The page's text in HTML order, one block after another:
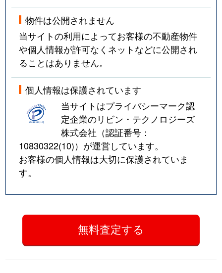
物件は公開されません
当サイトの利用によってお客様の不動産物件
や個人情報が許可なくネットなどに公開され
ることはありません。
個人情報は保護されています
当サイトはプライバシーマーク認
定企業のリビン・テクノロジーズ
株式会社（認証番号：
10830322(10)）が運営しています。
お客様の個人情報は大切に保護されていま
す。